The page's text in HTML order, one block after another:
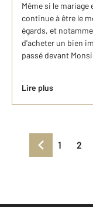
Même si le
continue à être le
égards, et
d'acheter un bien
passé devant
Lire plus
1 2